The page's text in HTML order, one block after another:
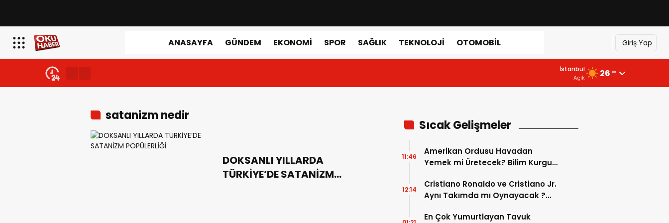
ANASAYFA GÜNDEM EKONOMI SPOR SAĞLIK TEKNOLOJI OTOMOBIL Giriş Yap
İstanbul
Açık 26 °
satanizm nedir
DOKSANLI YILLARDA
TÜRKİYE’DE SATANİZM
Sıcak Gelişmeler
Amerikan Ordusu Havadan
Yemek mi Üretecek? Bilim Kurgu
11:46
Cristiano Ronaldo ve Cristiano Jr.
Aynı Takımda mı Oynayacak ?
Dönemimi Başlıyor ?
12:14
En Çok Yumurtlayan Tavuk